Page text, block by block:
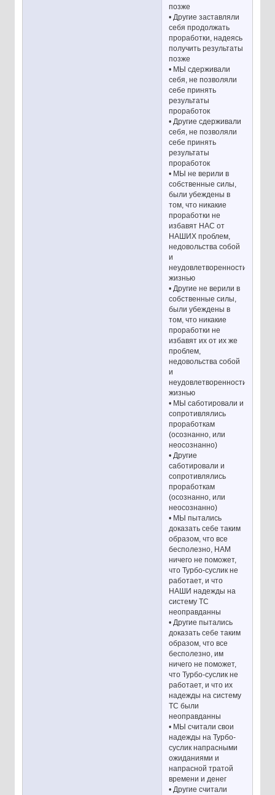
позже
• Другие заставляли
себя продолжать
проработки, надеясь
получить результаты
позже
• МЫ сдерживали
себя, не позволяли
себе принять
результаты
проработок
• Другие сдерживали
себя, не позволяли
себе принять
результаты
проработок
• МЫ не верили в
собственные силы,
были убеждены в
том, что никакие
проработки не
избавят НАС от
НАШИХ проблем,
недовольства собой
и
неудовлетворенности
жизнью
• Другие не верили в
собственные силы,
были убеждены в
том, что никакие
проработки не
избавят их от их же
проблем,
недовольства собой
и
неудовлетворенности
жизнью
• МЫ саботировали и
сопротивлялись
проработкам
(осознанно, или
неосознанно)
• Другие
саботировали и
сопротивлялись
проработкам
(осознанно, или
неосознанно)
• МЫ пытались
доказать себе таким
образом, что все
бесполезно, НАМ
ничего не поможет,
что Турбо-суслик не
работает, и что
НАШИ надежды на
систему ТС
неоправданны
• Другие пытались
доказать себе таким
образом, что все
бесполезно, им
ничего не поможет,
что Турбо-суслик не
работает, и что их
надежды на систему
ТС были
неоправданны
• МЫ считали свои
надежды на Турбо-
суслик напрасными
ожиданиями и
напрасной тратой
времени и денег
• Другие считали